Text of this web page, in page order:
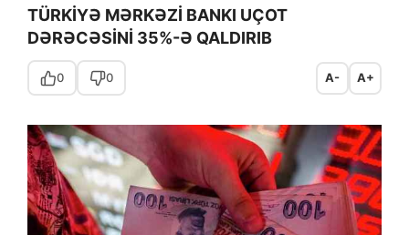
TÜRKİYƏ MƏRKƏZİ BANKI UÇOT
DƏRƏCƏSİNİ 35%-Ə QALDIRIB
0 0 A- A+